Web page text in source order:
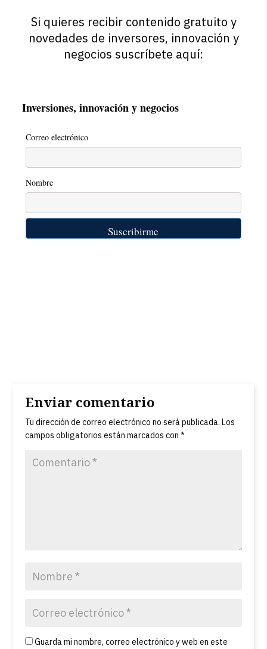
Si quieres recibir contenido gratuito y
novedades de inversores, innovación y
negocios suscríbete aquí:
Inversiones, innovación y negocios
Correo electrónico
Nombre
Enviar comentario
Tu dirección de correo electrónico no será publicada. Los
campos obligatorios están marcados con*
Guarda mi nombre, correo electrónico y web en este